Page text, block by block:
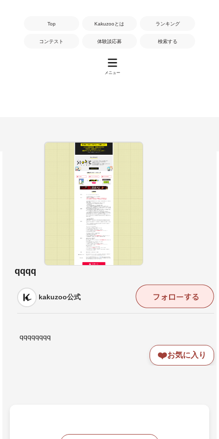
Top Kakuzooとは ランキング
コンテスト 体験談応募 検索する
メニュー
qqqq
kakuzoo公式
qqqqqqqq
❤️お気に入り